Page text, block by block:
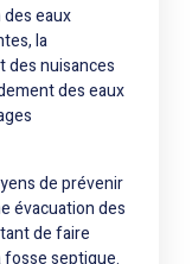
eaux
la
des nuisances
des eaux
de prévenir
évacuation des
de faire
septique.